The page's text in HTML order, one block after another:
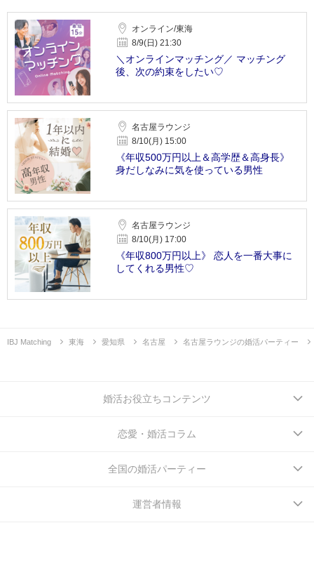
オンライン/東海
8/9(日) 21:30
＼オンラインマッチング／ マッチング
後、次の約束をしたい♡
名古屋ラウンジ
8/10(月) 15:00
《年収500万円以上＆高学歴＆高身長》
身だしなみに気を使っている男性
名古屋ラウンジ
8/10(月) 17:00
《年収800万円以上》 恋人を一番大事に
してくれる男性♡
IBJ Matching 東海 愛知県 名古屋 名古屋ラウンジの婚活パーティー
婚活お役立ちコンテンツ
恋愛・婚活コラム
全国の婚活パーティー
運営者情報